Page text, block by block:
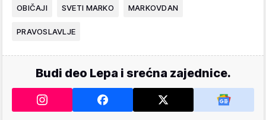
OBIČAJI SVETI MARKO MARKOVDAN
PRAVOSLAVLJE
Budi deo Lepa i srećna zajednice.